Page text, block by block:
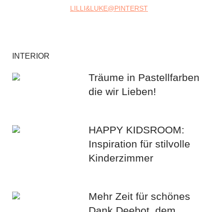
LILLI&LUKE@PINTERST
INTERIOR
Träume in Pastellfarben
die wir Lieben!
HAPPY KIDSROOM:
Inspiration für stilvolle
Kinderzimmer
Mehr Zeit für schönes